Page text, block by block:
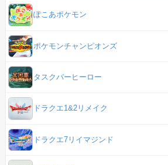
ぽこあポケモン
ポケモンチャンピオンズ
タスクバーヒーロー
ドラクエ1&2リメイク
ドラクエ7リイマジンド